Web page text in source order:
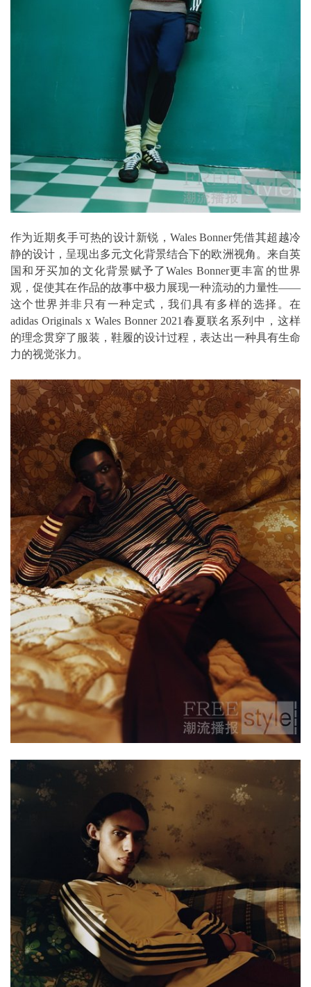
作为近期炙手可热的设计新锐，Wales Bonner凭借其超越冷
静的设计，呈现出多元文化背景结合下的欧洲视角。来自英
国和牙买加的文化背景赋予了Wales Bonner更丰富的世界
观，促使其在作品的故事中极力展现一种流动的力量性——
这个世界并非只有一种定式，我们具有多样的选择。在
adidas Originals x Wales Bonner 2021春夏联名系列中，这样
的理念贯穿了服装，鞋履的设计过程，表达出一种具有生命
力的视觉张力。